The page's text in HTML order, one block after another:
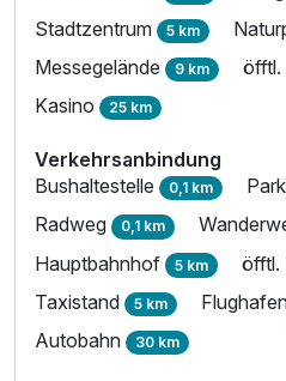
Ausstattung
Stadtzentrum 5 km
Messegelände 9 km öfftl.
Kasino 25 km
Verkehrsanbindung
Bushaltestelle 0,1 km
Radweg 0,1 km
Hauptbahnhof 5 km öfftl.
Taxistand 5 km
Autobahn 30 km